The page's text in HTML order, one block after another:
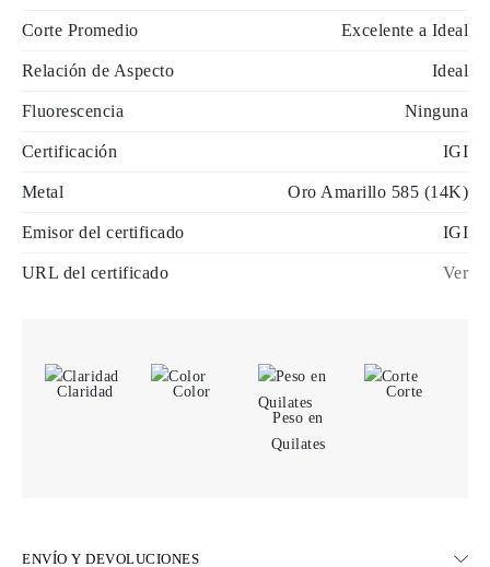
Corte Promedio Excelente a Ideal
Relación de Aspecto Ideal
Fluorescencia Ninguna
Certificación IGI
Metal Oro Amarillo 585 (14K)
Emisor del certificado IGI
URL del certificado Ver
Claridad
Color
Peso en
Quilates
Corte
ENVÍO Y DEVOLUCIONES